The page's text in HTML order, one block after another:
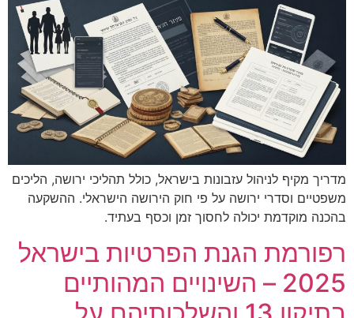
מדריך מקיף לניהול עזבונות בישראל, כולל תהליכי ירושה, הליכים
משפטיים וסדרי ירושה על פי חוק הירושה הישראלי. ההשקעה
בהכנה מוקדמת יכולה לחסוך זמן וכסף בעתיד.
רפורמת הגנת הפרטיות בישראל
2025 – השינויים המהותיים